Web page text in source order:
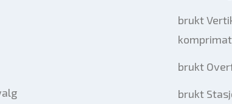
brukt
brukt
brukt